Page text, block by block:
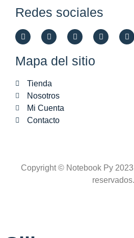
Redes sociales
Mapa del sitio
Tienda
Nosotros
Mi Cuenta
Contacto
Copyright © Notebook Py
reservados.